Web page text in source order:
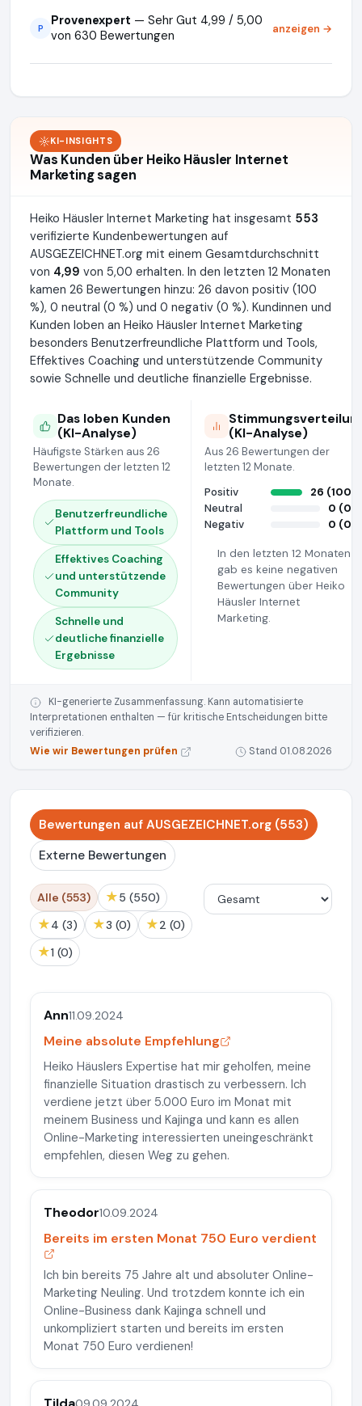
P Provenexpert — Sehr Gut 4,99 / 5,00
von 630 Bewertungen
anzeigen →
KI-INSIGHTS
Was Kunden über Heiko Häusler Internet
Marketing sagen
Heiko Häusler Internet Marketing hat insgesamt 553
verifizierte Kundenbewertungen auf
AUSGEZEICHNET.org mit einem Gesamtdurchschnitt
von 4,99 von 5,00 erhalten. In den letzten 12 Monaten
kamen 26 Bewertungen hinzu: 26 davon positiv (100
%), 0 neutral (0 %) und 0 negativ (0 %). Kundinnen und
Kunden loben an Heiko Häusler Internet Marketing
besonders Benutzerfreundliche Plattform und Tools,
Effektives Coaching und unterstützende Community
sowie Schnelle und deutliche finanzielle Ergebnisse.
Das loben Kunden
(KI-Analyse)
Häufigste Stärken aus 26
Bewertungen der letzten 12
Monate.
Benutzerfreundliche
Plattform und Tools
Effektives Coaching
und unterstützende
Community
Schnelle und
deutliche finanzielle
Ergebnisse
(KI-Analyse)
Aus 26 Bewertungen der
letzten 12 Monate.
Positiv
26
Neutral
0
Negativ
0
In den letzten 12 Monaten
gab es keine negativen
Bewertungen über Heiko
Häusler Internet
Marketing.
KI-generierte Zusammenfassung. Kann automatisierte
Interpretationen enthalten — für kritische Entscheidungen bitte
verifizieren.
Wie wir Bewertungen prüfen
Stand 01.08.2026
Bewertungen auf AUSGEZEICHNET.org (553)
Externe Bewertungen
Alle (553) ★ 5 (550)
★ 4 (3) ★ 3 (0) ★ 2 (0)
★ 1 (0)
Ann11.09.2024
Meine absolute Empfehlung
Heiko Häuslers Expertise hat mir geholfen, meine
finanzielle Situation drastisch zu verbessern. Ich
verdiene jetzt über 5.000 Euro im Monat mit
meinem Business und Kajinga und kann es allen
Online-Marketing interessierten uneingeschränkt
empfehlen, diesen Weg zu gehen.
Theodor10.09.2024
Bereits im ersten Monat 750 Euro verdient
Ich bin bereits 75 Jahre alt und absoluter Online-
Marketing Neuling. Und trotzdem konnte ich ein
Online-Business dank Kajinga schnell und
unkompliziert starten und bereits im ersten
Monat 750 Euro verdienen!